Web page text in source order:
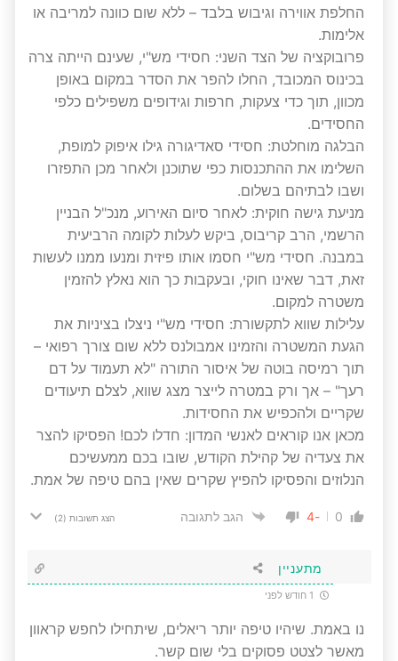
החלפת אווירה וגיבוש בלבד – ללא שום כוונה למריבה או
אלימות.
פרובוקציה של הצד השני: חסידי מש"י, שעינם הייתה צרה
בכינוס המכובד, החלו להפר את הסדר במקום באופן
מכוון, תוך כדי צעקות, חרפות וגידופים משפילים כלפי
החסידים.
הבלגה מוחלטת: חסידי סאדיגורה גילו איפוק למופת,
השלימו את ההתכנסות כפי שתוכנן ולאחר מכן התפזרו
ושבו לבתיהם בשלום.
מניעת גישה חוקית: לאחר סיום האירוע, מנכ"ל הבניין
הרשמי, הרב קריבוס, ביקש לעלות לקומה הרביעית
במבנה. חסידי מש"י חסמו אותו פיזית ומנעו ממנו לעשות
זאת, דבר שאינו חוקי, ובעקבות כך הוא נאלץ להזמין
משטרה למקום.
עלילות שווא לתקשורת: חסידי מש"י ניצלו בציניות את
הגעת המשטרה והזמינו אמבולנס ללא שום צורך רפואי –
תוך רמיסה בוטה של איסור התורה "לא תעמוד על דם
רעך" – אך ורק במטרה לייצר מצג שווא, לצלם תיעודים
שקריים ולהכפיש את החסידות.
מכאן אנו קוראים לאנשי המדון: חדלו לכם! הפסיקו להצר
את צעדיה של קהילת הקודש, שובו בכם ממעשיכם
הנלוזים והפסיקו להפיץ שקרים שאין בהם טיפה של אמת.
0
-4 הגב לתגובה הצג תשובות (2)
מתעניין
נו באמת. שיהיו טיפה יותר ריאלים, שיתחילו לחפש קראוון
מאשר לצטט פסוקים בלי שום קשר.